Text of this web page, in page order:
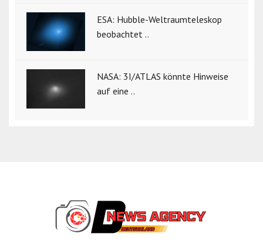
ESA: Hubble-Weltraumteleskop
beobachtet ..
NASA: 3I/ATLAS könnte Hinweise
auf eine ..